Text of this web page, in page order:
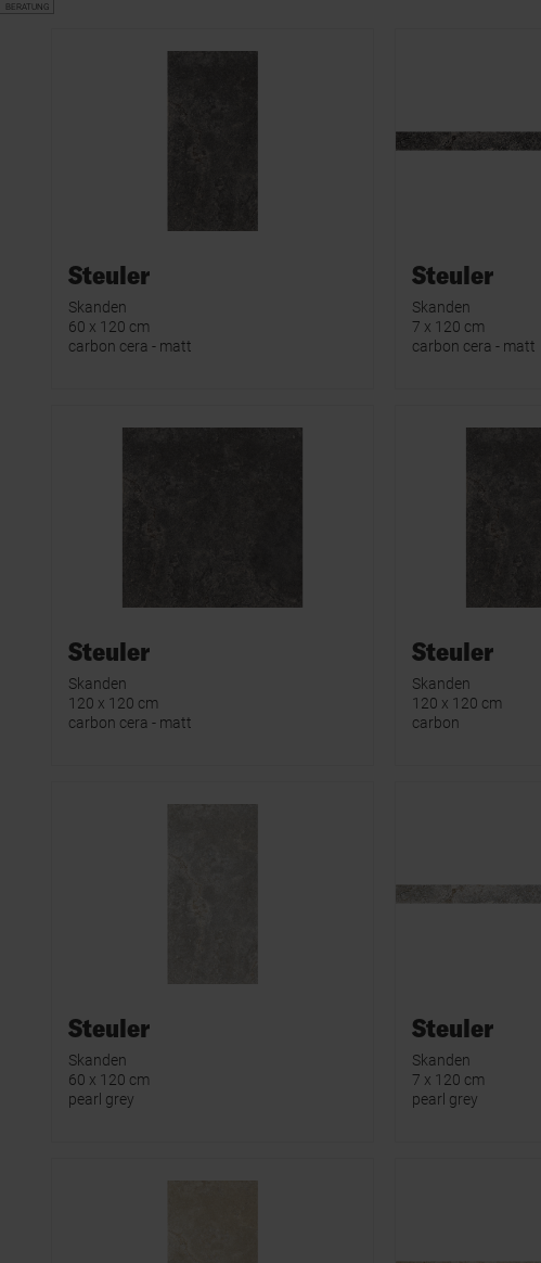
Steuler
Skanden
60 x 120 cm
carbon cera - matt
Steuler
Skanden
7 x 120 cm
carbon cera - matt
Steuler
Skanden
120 x 120 cm
carbon cera - matt
Steuler
Skanden
120 x 120 cm
carbon
Steuler
Skanden
60 x 120 cm
pearl grey
Steuler
Skanden
7 x 120 cm
pearl grey
BERATUNG